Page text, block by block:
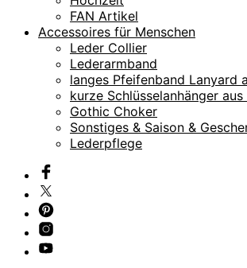
FAN Artikel
Accessoires für Menschen
Leder Collier
Lederarmband
langes Pfeifenband Lanyard
kurze Schlüsselanhänger
Gothic Choker
Sonstiges & Saison &
Lederpflege